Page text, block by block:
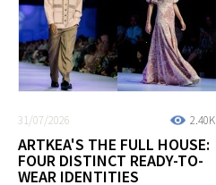
2.40K
31/07/2026
ARTKEA'S THE FULL HOUSE:
FOUR DISTINCT READY-TO-
WEAR IDENTITIES